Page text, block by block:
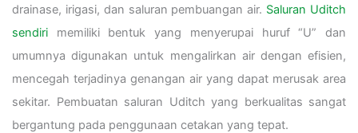
drainase, irigasi, dan saluran pembuangan air. Saluran Uditch
sendiri memiliki bentuk yang menyerupai huruf “U” dan
umumnya digunakan untuk mengalirkan air dengan efisien,
mencegah terjadinya genangan air yang dapat merusak area
sekitar. Pembuatan saluran Uditch yang berkualitas sangat
bergantung pada penggunaan cetakan yang tepat.